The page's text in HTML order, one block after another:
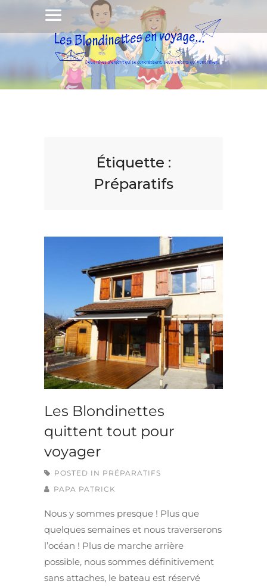
Étiquette :
Préparatifs
Les Blondinettes
quittent tout pour
voyager
POSTED IN PRÉPARATIFS
PAPA PATRICK
Nous y sommes presque ! Plus que
quelques semaines et nous traverserons
l’océan ! Plus de marche arrière
possible, nous sommes définitivement
sans attaches, le bateau est réservé